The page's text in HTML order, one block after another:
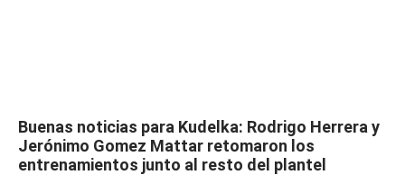
Buenas noticias para Kudelka: Rodrigo Herrera y
Jerónimo Gomez Mattar retomaron los
entrenamientos junto al resto del plantel